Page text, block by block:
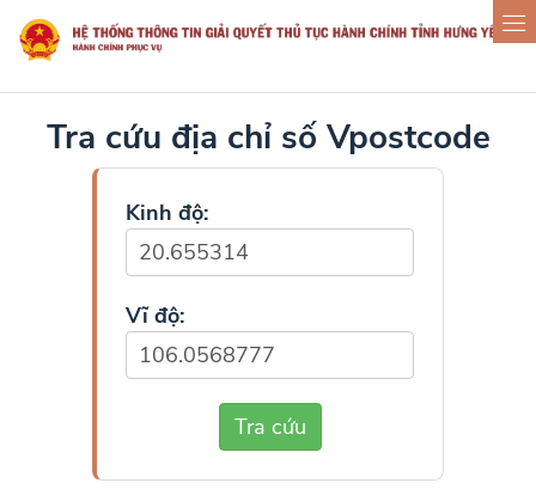
Tra cứu địa chỉ số Vpostcode
Kinh độ:
Vĩ độ:
Tra cứu